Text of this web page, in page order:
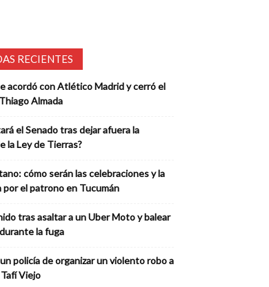
RECIENTES
acordó con Atlético Madrid y cerró el
Almada
el Senado tras dejar afuera la
la Ley de Tierras?
cómo serán las celebraciones y la
por el patrono en Tucumán
tras asaltar a un Uber Moto y balear
la fuga
policía de organizar un violento robo a
Viejo